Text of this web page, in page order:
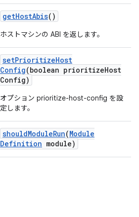
getHostAbis()
ホストマシンの ABI を返します。
setPrioritizeHost
Config(boolean prioritizeHost
Config)
オプション prioritize-host-config を設
定します。
shouldModuleRun(Module
Definition module)